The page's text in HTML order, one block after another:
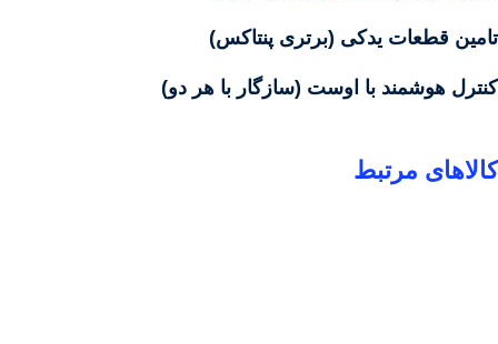
تامین قطعات یدکی (برتری پنتاکس)
کنترل هوشمند با اوست (سازگار با هر دو)
کالاهای مرتبط